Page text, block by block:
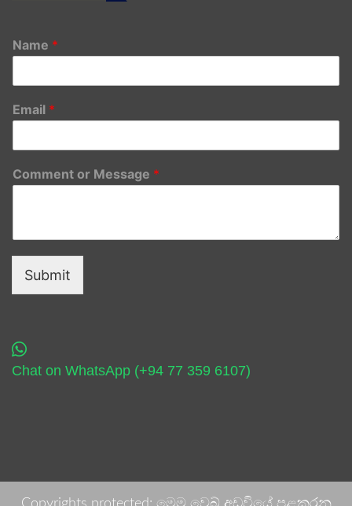
Name *
Email *
Comment or Message *
Submit
Chat on WhatsApp (+94 77 359 6107)